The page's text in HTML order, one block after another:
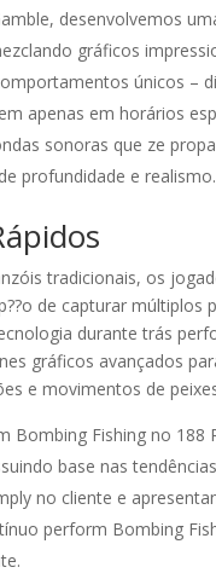
desenvolvemos
gráficos
únicos –
apenas em horários
sonoras que ze
profundidade e realismo.
tradicionais, os
de capturar
durante trás
gráficos avançados
e movimentos de
Bombing Fishing no 188
base nas
no cliente e
perform Bombing